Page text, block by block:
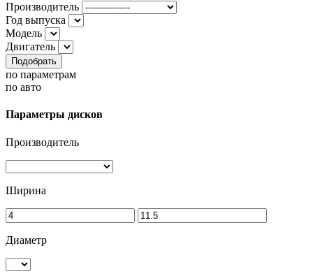
Производитель
Год выпуска
Модель
Двигатель
Подобрать
по параметрам
по авто
Параметры дисков
Производитель
Ширина
Диаметр